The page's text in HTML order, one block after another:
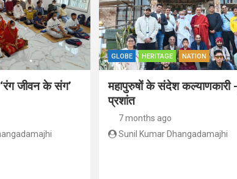
जीवन के संग’
GLOBE HERITAGE NATION
महापुरुषों के संदेश कल्याणकारी
प्रशांत
7 months ago
Sunil Kumar Dhangadamajhi